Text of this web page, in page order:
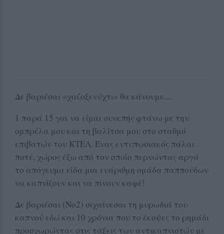
Δε βαριέσαι «χαζοξενύχτι» θα κάνουμε....
1 παρά 15 για να είμαι συνεπής φτάνω με την
ομπρέλα μου και τη βαλίτσα μου στο σταθμό
επιβατών του ΚΤΕΛ. Ένας εντυπωσιακός πάλαι
ποτέ, χώρος έξω από τον οποίο περνώντας αργά
το απόγευμα είδα μια ευάριθμη ομάδα παππούδων
να καπνίζουν και να πίνουν καφέ!
Δε βαριέσαι (Νο2) σιχαίνεσαι τη μυρωδιά του
καπνού εδώ και 10 χρόνια που το έκοψες το ρημάδι
προσχωρώντας στις τάξεις των αντικαπνιστών με